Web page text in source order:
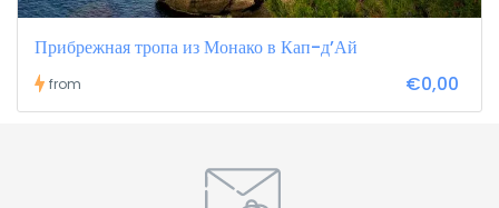
Прибрежная тропа из Монако в Кап-д’Ай
from €0,00